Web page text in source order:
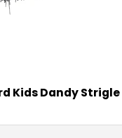
Kids Dandy